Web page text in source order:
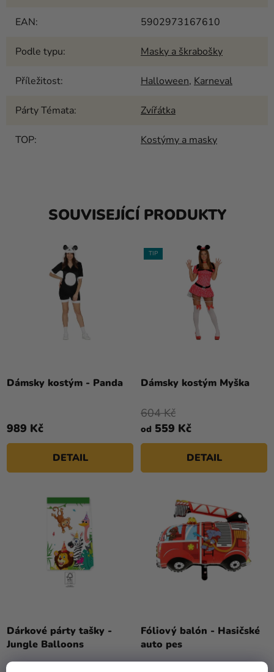
EAN: 5902973167610
Podle typu: Masky a škrabošky
Příležitost: Halloween, Karneval
Párty Témata: Zvířátka
TOP: Kostýmy a masky
SOUVISEJÍCÍ PRODUKTY
Dámsky kostým - Panda
989 Kč
DETAIL
TIP
Dámsky kostým Myška
hodnocení
produktu
5
hvězdiček.
od 559 Kč
604 Kč
DETAIL
Dárkové párty tašky -
Jungle Balloons
Fóliový balón - Hasičské
auto pes